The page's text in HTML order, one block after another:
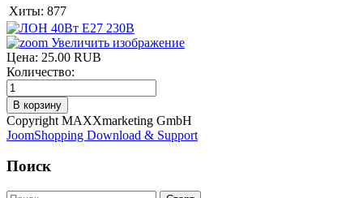
Хиты: 877
Увеличить изображение
Цена: 25.00 RUB
Количество:
Copyright MAXXmarketing GmbH
JoomShopping Download & Support
Поиск